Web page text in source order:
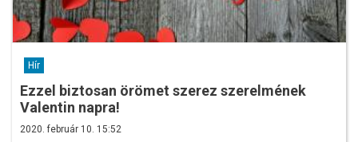
Hír
Ezzel biztosan örömet szerez szerelmének
Valentin napra!
2020. február 10. 15:52